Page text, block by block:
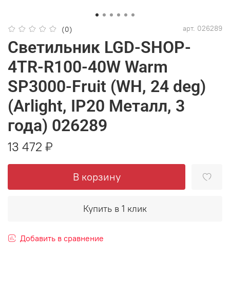
(0) арт. 026289
Светильник LGD-SHOP-
4TR-R100-40W Warm
SP3000-Fruit (WH, 24 deg)
(Arlight, IP20 Металл, 3
года) 026289
13 472 ₽
В корзину
Купить в 1 клик
Добавить в сравнение